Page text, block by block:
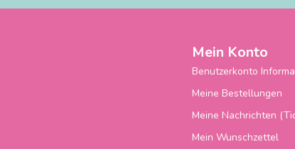
Mein Konto
Benutzerkonto
Meine Bestellungen
Meine Nachrichten
Mein Wunschzettel